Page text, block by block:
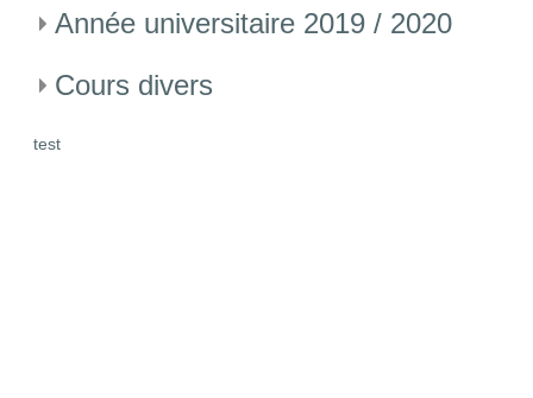
Année universitaire 2019 / 2020
Cours divers
test